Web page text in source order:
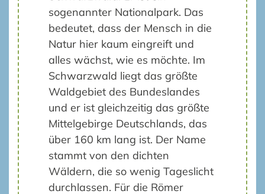
sogenannter Nationalpark. Das
bedeutet, dass der Mensch in die
Natur hier kaum eingreift und
alles wächst, wie es möchte. Im
Schwarzwald liegt das größte
Waldgebiet des Bundeslandes
und er ist gleichzeitig das größte
Mittelgebirge Deutschlands, das
über 160 km lang ist. Der Name
stammt von den dichten
Wäldern, die so wenig Tageslicht
durchlassen. Für die Römer